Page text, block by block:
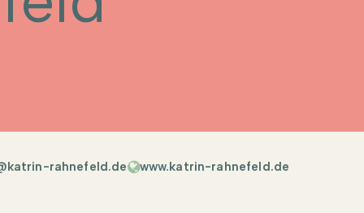
rahnefeld.de www.katrin-rahnefeld.de